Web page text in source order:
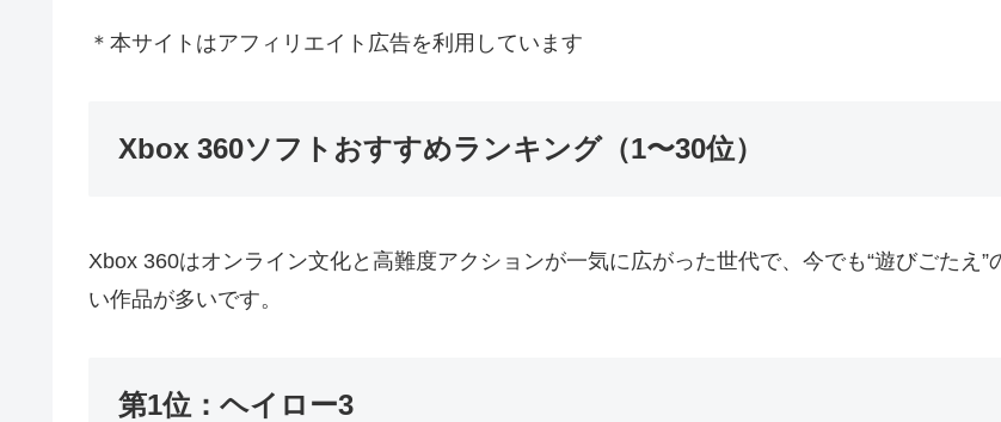
＊本サイトはアフィリエイト広告を利用しています
Xbox 360ソフトおすすめランキング（1〜30位）
Xbox 360はオンライン文化と高難度アクションが一気に広がった世代で、今でも“遊びごたえ”
い作品が多いです。
第1位：ヘイロー3